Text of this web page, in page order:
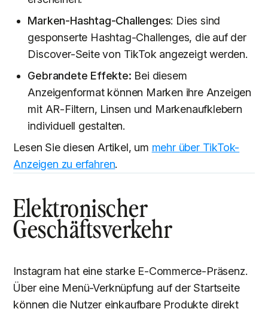
Marken-Hashtag-Challenges: Dies sind
gesponserte Hashtag-Challenges, die auf der
Discover-Seite von TikTok angezeigt werden.
Gebrandete Effekte: Bei diesem
Anzeigenformat können Marken ihre Anzeigen
mit AR-Filtern, Linsen und Markenaufklebern
individuell gestalten.
Lesen Sie diesen Artikel, um mehr über TikTok-
Anzeigen zu erfahren.
Elektronischer
Geschäftsverkehr
Instagram hat eine starke E-Commerce-Präsenz.
Über eine Menü-Verknüpfung auf der Startseite
können die Nutzer einkaufbare Produkte direkt